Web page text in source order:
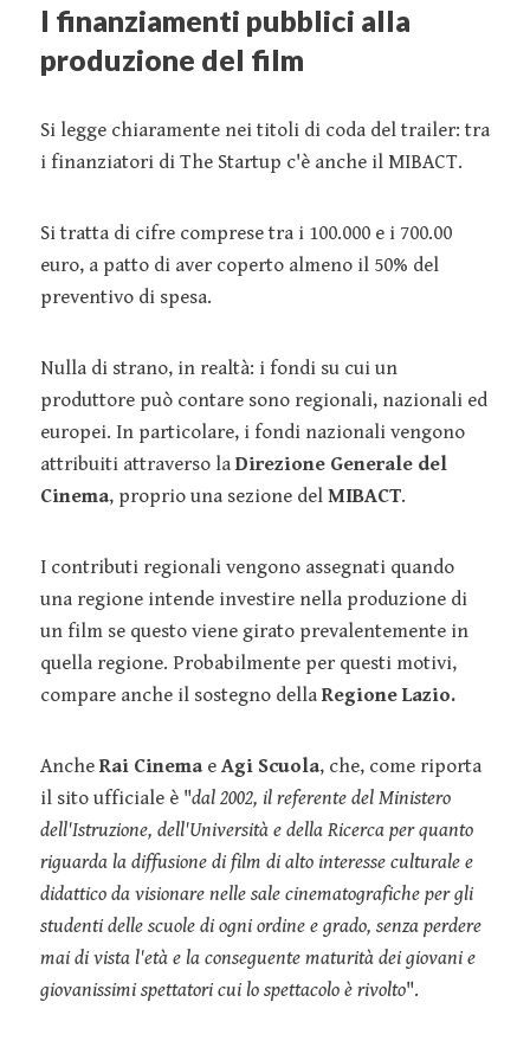
I finanziamenti pubblici alla
produzione del film
Si legge chiaramente nei titoli di coda del trailer: tra
i finanziatori di The Startup c'è anche il MIBACT.
Si tratta di cifre comprese tra i 100.000 e i 700.00
euro, a patto di aver coperto almeno il 50% del
preventivo di spesa.
Nulla di strano, in realtà: i fondi su cui un
produttore può contare sono regionali, nazionali ed
europei. In particolare, i fondi nazionali vengono
attribuiti attraverso la Direzione Generale del
Cinema, proprio una sezione del MIBACT.
I contributi regionali vengono assegnati quando
una regione intende investire nella produzione di
un film se questo viene girato prevalentemente in
quella regione. Probabilmente per questi motivi,
compare anche il sostegno della Regione Lazio.
Anche Rai Cinemae Agi Scuola, che, come riporta
il sito ufficiale è "dal 2002, il referente del Ministero
dell'Istruzione, dell'Università e della Ricerca per quanto
riguarda la diffusione di film di alto interesse culturale e
didattico da visionare nelle sale cinematografiche per gli
studenti delle scuole di ogni ordine e grado, senza perdere
mai di vista l'età e la conseguente maturità dei giovani e
giovanissimi spettatori cui lo spettacolo è rivolto".